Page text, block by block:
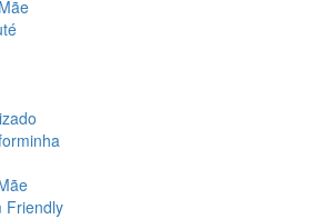
Friendly